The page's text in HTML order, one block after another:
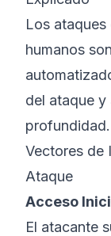
Los
humanos
del ataque y
profundidad.
Vectores de
Ataque
Acceso
El atacante